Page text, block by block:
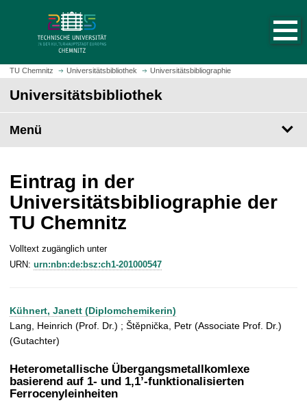
z
m
t
e
i
t
u
f
r
u
e
n
TU Chemnitz Universitätsbibliothek Universitätsbibliographie
Universitätsbibliothek
Menü
Eintrag in der
Universitätsbibliographie der
TU Chemnitz
Volltext zugänglich unter
URN: urn:nbn:de:bsz:ch1-201000547
Kühnert, Janett (Diplomchemikerin)
Lang, Heinrich (Prof. Dr.) ; Štěpnička, Petr (Associate Prof. Dr.)
(Gutachter)
Heterometallische Übergangsmetallkomlexe
basierend auf 1- und 1,1’-funktionalisierten
Ferrocenyleinheiten